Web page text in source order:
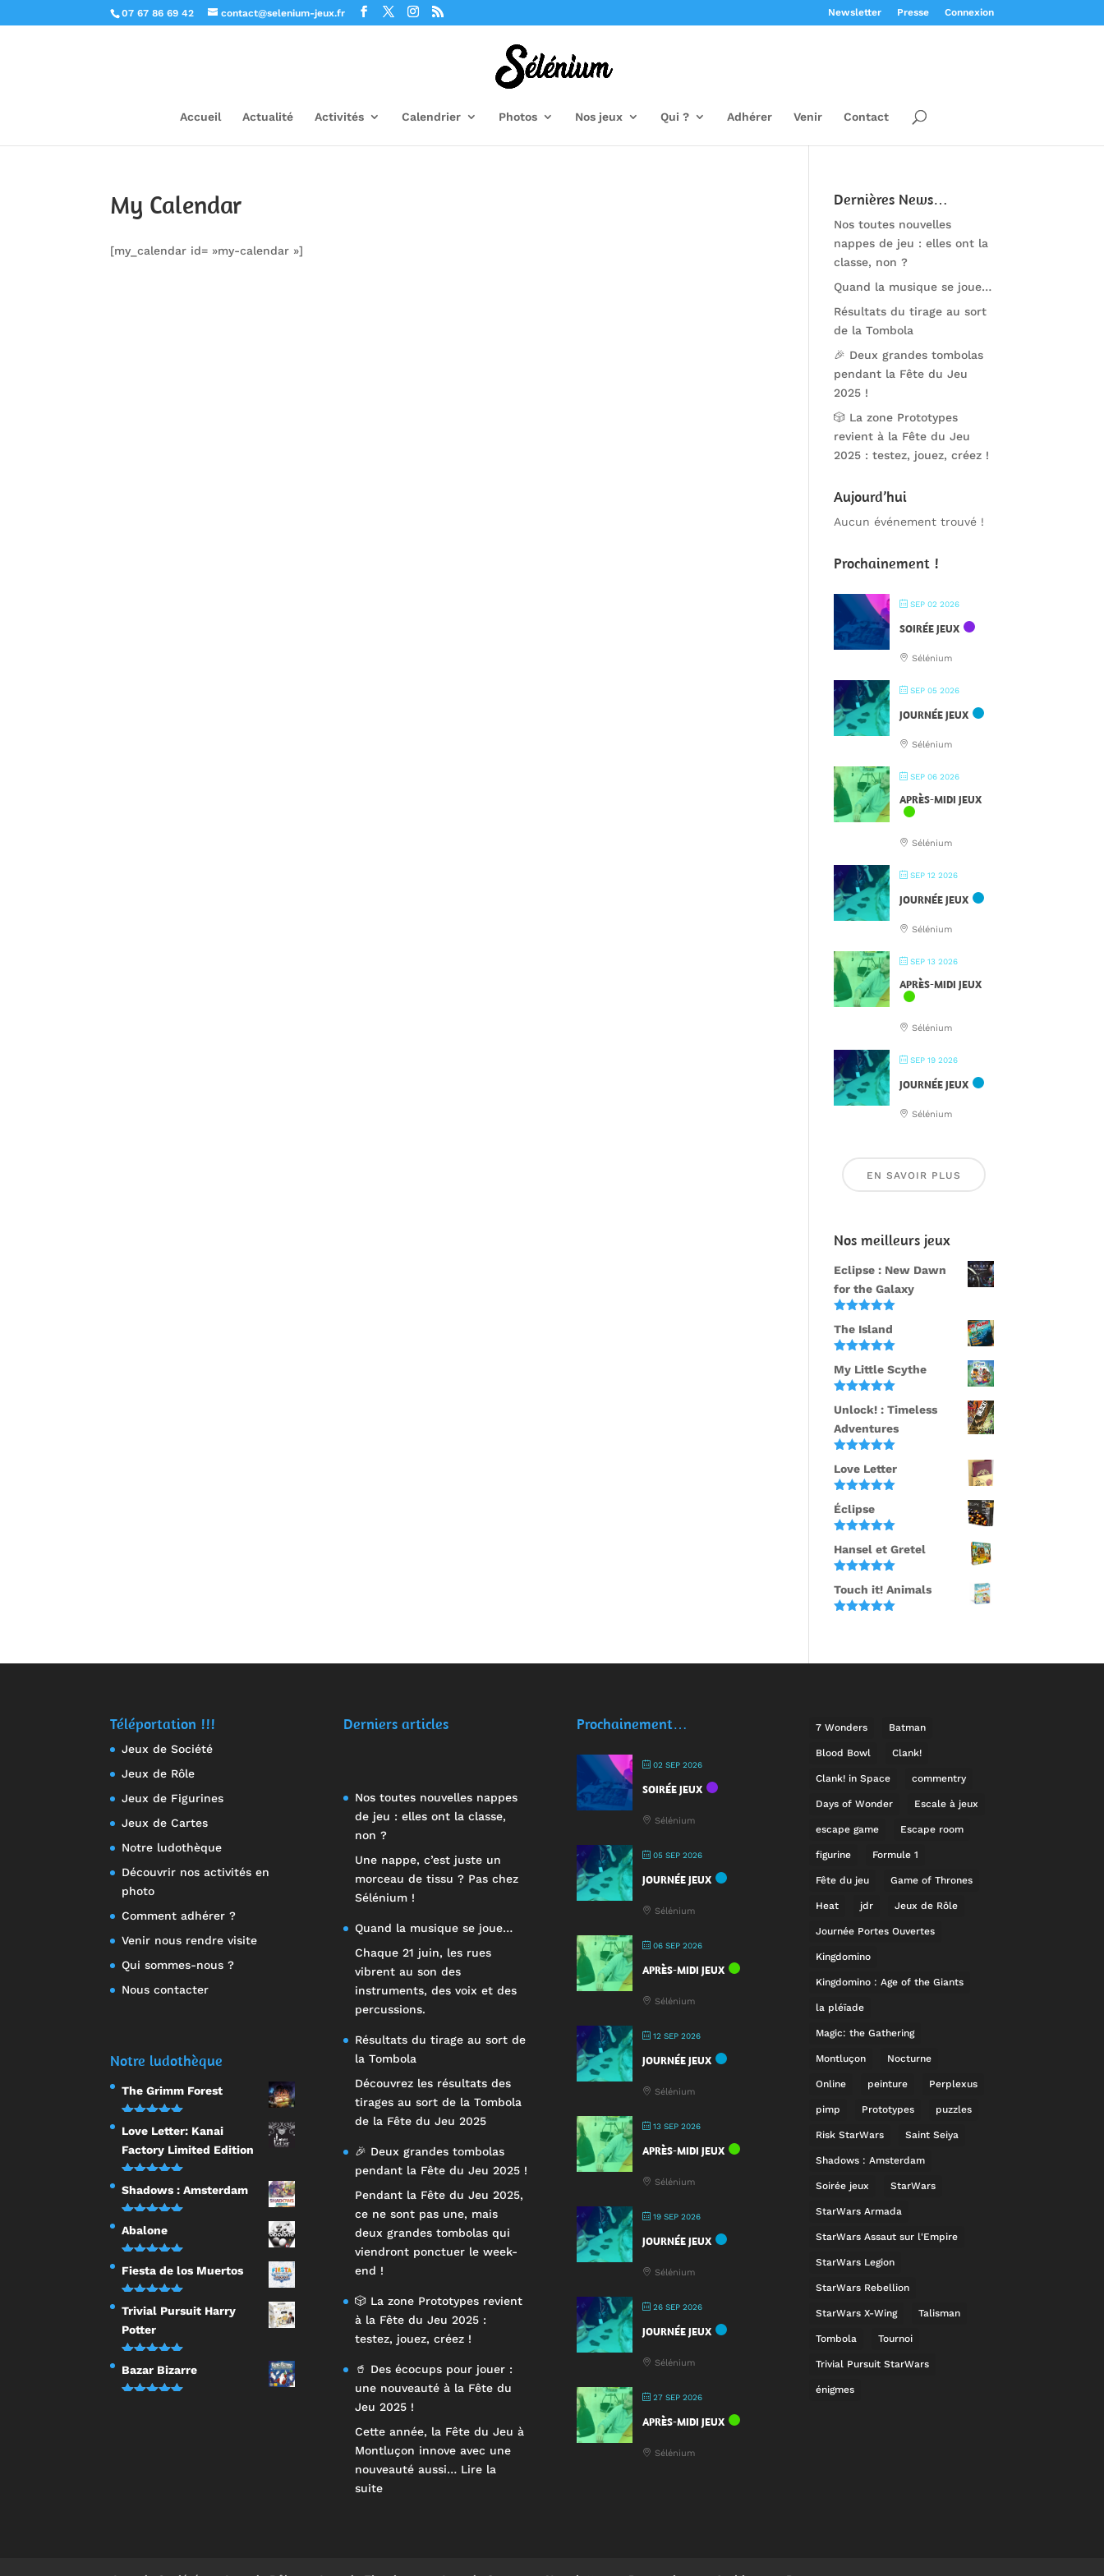
07 67 86 69 42 contact@selenium-jeux.fr Newsletter Presse Connexion
Accueil Actualité Activités Calendrier Photos Nos jeux Qui ? Adhérer Venir Contact
My Calendar
[my_calendar id= »my-calendar »]
Dernières News…
Nos toutes nouvelles
nappes de jeu : elles ont la
classe, non ?
Quand la musique se joue…
Résultats du tirage au sort
de la Tombola
🎉 Deux grandes tombolas
pendant la Fête du Jeu
2025 !
🎲 La zone Prototypes
revient à la Fête du Jeu
2025 : testez, jouez, créez !
Aujourd’hui
Aucun événement trouvé !
Prochainement !
SEP 02 2026
SOIRÉE JEUX
Sélénium
SEP 05 2026
JOURNÉE JEUX
Sélénium
SEP 06 2026
APRÈS-MIDI JEUX
Sélénium
SEP 12 2026
JOURNÉE JEUX
Sélénium
SEP 13 2026
APRÈS-MIDI JEUX
Sélénium
SEP 19 2026
JOURNÉE JEUX
Sélénium
EN SAVOIR PLUS
Nos meilleurs jeux
Eclipse : New Dawn
for the Galaxy
sur 5
The Island
sur 5
My Little Scythe
sur 5
Unlock! : Timeless
Adventures
sur 5
Love Letter
Note
sur 5
Éclipse
sur 5
Hansel et Gretel
sur 5
Touch it! Animals
Téléportation !!!
Jeux de Société
Jeux de Rôle
Jeux de Figurines
Jeux de Cartes
Notre ludothèque
Découvrir nos activités en
photo
Comment adhérer ?
Venir nous rendre visite
Qui sommes-nous ?
Nous contacter
Notre ludothèque
The Grimm Forest
Note
5.00
sur 5
Love Letter: Kanai
Factory Limited Edition
Note
sur 5
Shadows : Amsterdam
Note
5.00
sur 5
Abalone
Note
5.00
sur 5
Fiesta de los Muertos
Note 5.00
sur 5
Trivial Pursuit Harry
Potter
Note
5.00
sur 5
Bazar Bizarre
Derniers articles
Nos toutes nouvelles nappes
de jeu : elles ont la classe,
non ?
Une nappe, c’est juste un
morceau de tissu ? Pas chez
Sélénium !
Quand la musique se joue…
Chaque 21 juin, les rues
vibrent au son des
instruments, des voix et des
percussions.
Résultats du tirage au sort de
la Tombola
Découvrez les résultats des
tirages au sort de la Tombola
de la Fête du Jeu 2025
🎉 Deux grandes tombolas
pendant la Fête du Jeu 2025 !
Pendant la Fête du Jeu 2025,
ce ne sont pas une, mais
deux grandes tombolas qui
viendront ponctuer le week-
end !
🎲 La zone Prototypes revient
à la Fête du Jeu 2025 :
testez, jouez, créez !
🥤 Des écocups pour jouer :
une nouveauté à la Fête du
Jeu 2025 !
Cette année, la Fête du Jeu à
Montluçon innove avec une
nouveauté aussi… Lire la
suite:
Prochainement…
02 SEP 2026
SOIRÉE JEUX
Sélénium
05 SEP 2026
JOURNÉE JEUX
Sélénium
06 SEP 2026
APRÈS-MIDI JEUX
Sélénium
12 SEP 2026
JOURNÉE JEUX
Sélénium
13 SEP 2026
APRÈS-MIDI JEUX
Sélénium
19 SEP 2026
JOURNÉE JEUX
Sélénium
26 SEP 2026
JOURNÉE JEUX
Sélénium
27 SEP 2026
APRÈS-MIDI JEUX
Sélénium
7 Wonders Batman
Blood Bowl Clank!
Clank! in Space commentry
Days of Wonder Escale à jeux
escape game Escape room
figurine Formule 1
Fête du jeu Game of Thrones
Heat jdr Jeux de Rôle
Journée Portes Ouvertes
Kingdomino
Kingdomino : Age of the Giants
la pléïade
Magic: the Gathering
Montluçon Nocturne
Online peinture Perplexus
pimp Prototypes puzzles
Risk StarWars Saint Seiya
Shadows : Amsterdam
Soirée jeux StarWars
StarWars Armada
StarWars Assaut sur l'Empire
StarWars Legion
StarWars Rebellion
StarWars X-Wing Talisman
Tombola Tournoi
Trivial Pursuit StarWars
énigmes